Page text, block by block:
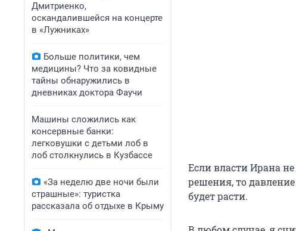
Дмитриенко,
оскандалившейся на концерте
в «Лужниках»
Больше политики, чем
медицины? Что за ковидные
тайны обнаружились в
дневниках доктора Фаучи
Машины сложились как
консервные банки:
легковушки с детьми лоб в
лоб столкнулись в Кузбассе
«За неделю две ночи были
страшные»: туристка
рассказала об отдыхе в Крыму
Если власти Ирана
решения, то
будет расти.